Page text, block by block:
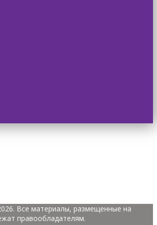
Все материалы, размещенные на
правообладателям.